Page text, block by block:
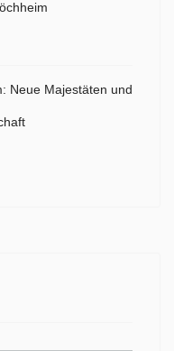
Neue Majestäten und